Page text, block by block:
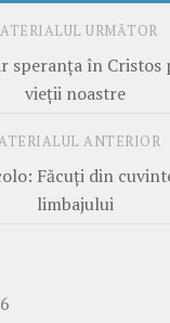
URMĂTOR
speranța în Cristos
vieții noastre
ANTERIOR
Făcuți din
limbajului